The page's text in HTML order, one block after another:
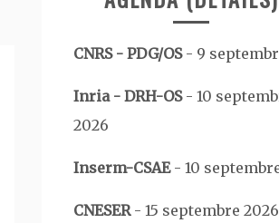
CNRS - PDG/OS- 9
Inria - DRH-OS- 10
2026
Inserm-CSAE- 10
CNESER- 15 septembre 2026